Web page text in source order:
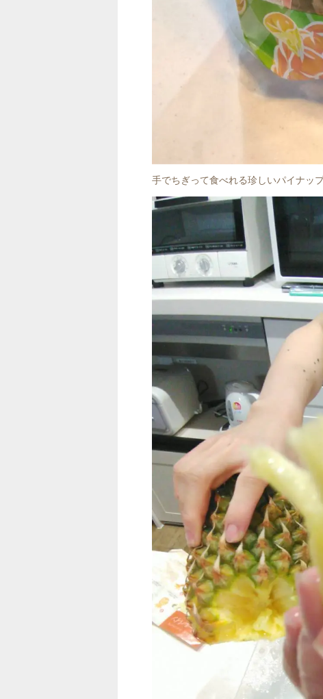
手でちぎって食べれる珍しいパイナッ